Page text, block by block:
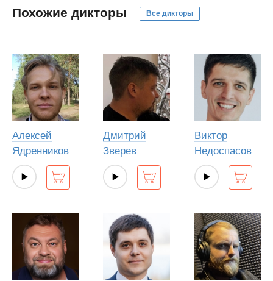
Похожие дикторы Все дикторы
Алексей
Ядренников
Дмитрий
Зверев
Виктор
Недоспасов